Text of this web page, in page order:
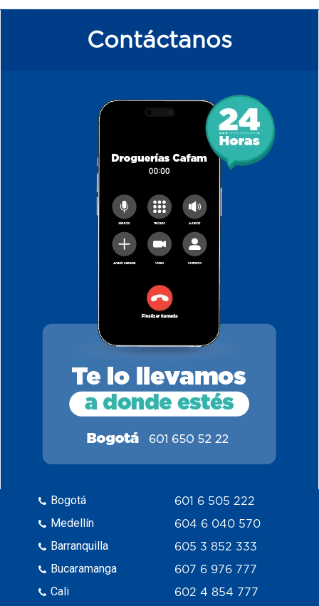
Contáctanos
Bogotá
Medellín
Barranquilla
Bucaramanga
Cali
601 6 505 222
604 6 040 570
605 3 852 333
607 6 976 777
602 4 854 777